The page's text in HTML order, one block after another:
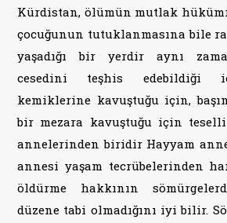
Kürdistan, ölümün mutlak
çocuğunun tutuklanmasına bile
yaşadığı bir yerdir aynı
cesedini teşhis edebildiği
kemiklerine kavuştuğu için,
bir mezara kavuştuğu için
annelerinden biridir Hayyam
annesi yaşam tecrübelerinden
öldürme hakkının
düzene tabi olmadığını iyi bilir.